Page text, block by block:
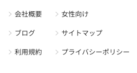
会社概要
ブログ
利用規約
女性向け
サイトマップ
プライバシーポリシー